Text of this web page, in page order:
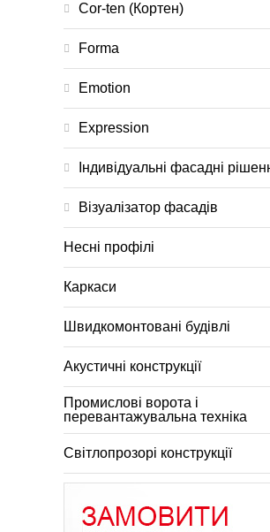
Cor-ten (Кортен)
Forma
Emotion
Expression
Індивідуальні фасадні
Візуалізатор фасадів
Несні профілі
Каркаси
Швидкомонтовані будівлі
Акустичні конструкції
Промислові ворота і
перевантажувальна техніка
Світлопрозорі конструкції